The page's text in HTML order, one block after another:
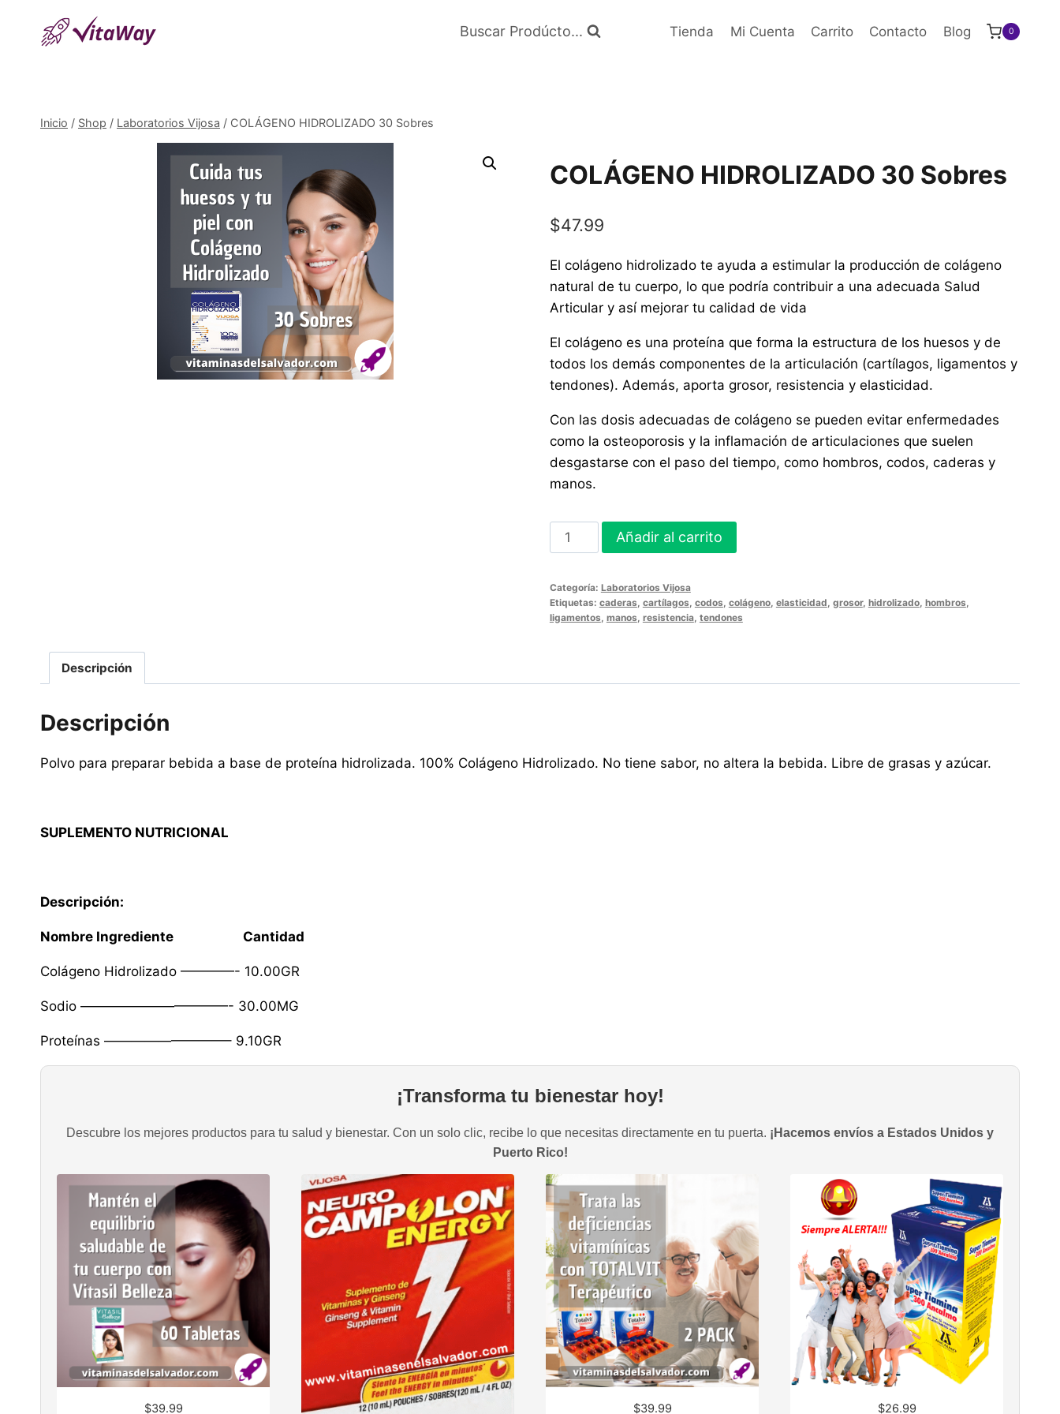
Buscar Prodúcto... Tienda Mi Cuenta Carrito Contacto Blog 0
Inicio / Shop / Laboratorios Vijosa / COLÁGENO HIDROLIZADO 30 Sobres
COLÁGENO HIDROLIZADO 30 Sobres
$47.99
El colágeno hidrolizado te ayuda a estimular la producción de colágeno
natural de tu cuerpo, lo que podría contribuir a una adecuada Salud
Articular y así mejorar tu calidad de vida
El colágeno es una proteína que forma la estructura de los huesos y de
todos los demás componentes de la articulación (cartílagos, ligamentos y
tendones). Además, aporta grosor, resistencia y elasticidad.
Con las dosis adecuadas de colágeno se pueden evitar enfermedades
como la osteoporosis y la inflamación de articulaciones que suelen
desgastarse con el paso del tiempo, como hombros, codos, caderas y
manos.
COLÁGENO
HIDROLIZADO
Sobres
cantidad
Añadir al carrito
Categoría: Laboratorios Vijosa
Etiquetas: caderas cartílagos codos colágeno, elasticidad grosor, hidrolizado, hombros
ligamentos manos resistencia, tendones
Descripción
Descripción
Polvo para preparar bebida a base de proteína hidrolizada. 100% Colágeno Hidrolizado. No tiene sabor, no altera la bebida. Libre de grasas y azúcar.
SUPLEMENTO NUTRICIONAL
Descripción:
Nombre Ingrediente Cantidad
Colágeno Hidrolizado ————- 10.00GR
Sodio ———————————- 30.00MG
Proteínas —————————– 9.10GR
¡Transforma tu bienestar hoy!
Descubre los mejores productos para tu salud y bienestar. Con un solo clic, recibe lo que necesitas directamente en tu puerta. ¡Hacemos envíos a Estados Unidos y
Puerto Rico!
$39.99 $39.99 $26.99